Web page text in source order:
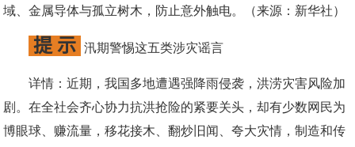
域、金属导体与孤立树木，防止意外触电。（来源：新华社）
提 示 汛期警惕这五类涉灾谣言
详情： 近期，我国多地遭遇强降雨侵袭，洪涝灾害风险加
剧。在全社会齐心协力抗洪抢险的紧要关头，却有少数网民为
博眼球、赚流量，移花接木、翻炒旧闻、夸大灾情，制造和传